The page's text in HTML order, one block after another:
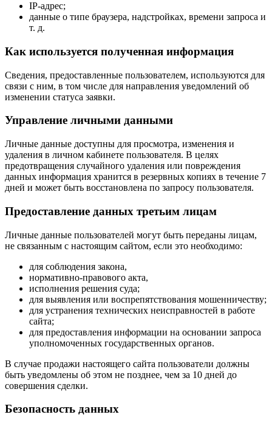
IP-адрес;
данные о типе браузера, надстройках, времени запроса и
т. д.
Как используется полученная информация
Сведения, предоставленные пользователем, используются для
связи с ним, в том числе для направления уведомлений об
изменении статуса заявки.
Управление личными данными
Личные данные доступны для просмотра, изменения и
удаления в личном кабинете пользователя. В целях
предотвращения случайного удаления или повреждения
данных информация хранится в резервных копиях в течение 7
дней и может быть восстановлена по запросу пользователя.
Предоставление данных третьим лицам
Личные данные пользователей могут быть переданы лицам,
не связанным с настоящим сайтом, если это необходимо:
для соблюдения закона,
нормативно-правового акта,
исполнения решения суда;
для выявления или воспрепятствования мошенничеству;
для устранения технических неисправностей в работе
сайта;
для предоставления информации на основании запроса
уполномоченных государственных органов.
В случае продажи настоящего сайта пользователи должны
быть уведомлены об этом не позднее, чем за 10 дней до
совершения сделки.
Безопасность данных